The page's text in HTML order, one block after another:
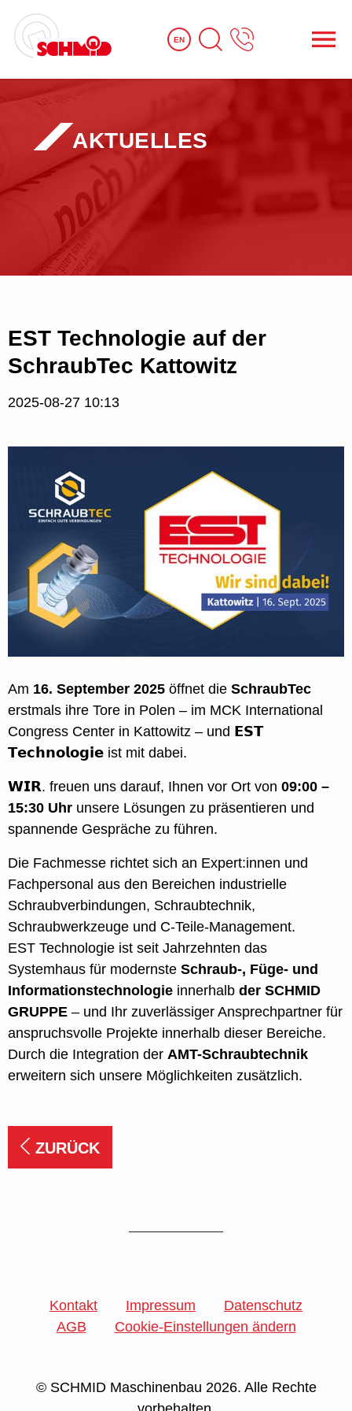
EN
AKTUELLES
EST Technologie auf der
SchraubTec Kattowitz
2025-08-27 10:13
Am 16. September 2025 öffnet die SchraubTec
erstmals ihre Tore in Polen – im MCK International
Congress Center in Kattowitz – und 𝗘𝗦𝗧
𝗧𝗲𝗰𝗵𝗻𝗼𝗹𝗼𝗴𝗶𝗲 ist mit dabei.
𝗪𝗜𝗥. freuen uns darauf, Ihnen vor Ort von 09:00 –
15:30 Uhr unsere Lösungen zu präsentieren und
spannende Gespräche zu führen.
Die Fachmesse richtet sich an Expert:innen und
Fachpersonal aus den Bereichen industrielle
Schraubverbindungen, Schraubtechnik,
Schraubwerkzeuge und C-Teile-Management.
EST Technologie ist seit Jahrzehnten das
Systemhaus für modernste Schraub-, Füge- und
Informationstechnologie innerhalb der SCHMID
GRUPPE – und Ihr zuverlässiger Ansprechpartner für
anspruchsvolle Projekte innerhalb dieser Bereiche.
Durch die Integration der AMT-Schraubtechnik
erweitern sich unsere Möglichkeiten zusätzlich.
ZURÜCK
Kontakt Impressum
Datenschutz
AGB
Cookie-Einstellungen ändern
© SCHMID Maschinenbau 2026. Alle Rechte